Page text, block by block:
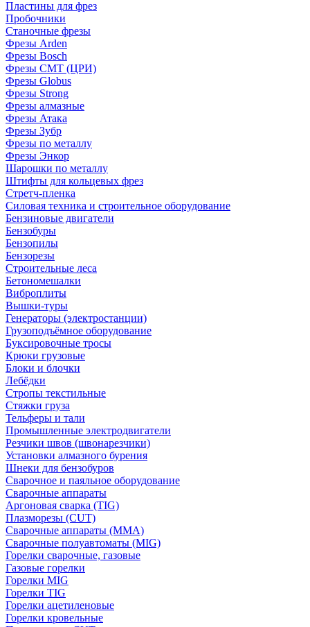
Пластины для фрез
Пробочники
Станочные фрезы
Фрезы Arden
Фрезы Bosch
Фрезы CMT (ЦРИ)
Фрезы Globus
Фрезы Strong
Фрезы алмазные
Фрезы Атака
Фрезы Зубр
Фрезы по металлу
Фрезы Энкор
Шарошки по металлу
Штифты для кольцевых фрез
Стретч-пленка
Силовая техника и строительное оборудование
Бензиновые двигатели
Бензобуры
Бензопилы
Бензорезы
Строительные леса
Бетономешалки
Виброплиты
Вышки-туры
Генераторы (электростанции)
Грузоподъёмное оборудование
Буксировочные тросы
Крюки грузовые
Блоки и блочки
Лебёдки
Стропы текстильные
Стяжки груза
Тельферы и тали
Промышленные электродвигатели
Резчики швов (швонарезчики)
Установки алмазного бурения
Шнеки для бензобуров
Сварочное и паяльное оборудование
Сварочные аппараты
Аргоновая сварка (TIG)
Плазморезы (CUT)
Сварочные аппараты (MMA)
Сварочные полуавтоматы (MIG)
Горелки сварочные, газовые
Газовые горелки
Горелки MIG
Горелки TIG
Горелки ацетиленовые
Горелки кровельные